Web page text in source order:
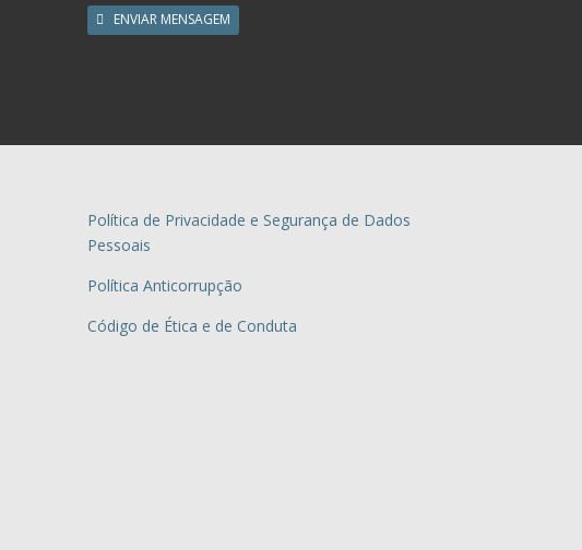
ENVIAR MENSAGEM
Política de Privacidade e Segurança de Dados
Pessoais
Política Anticorrupção
Código de Ética e de Conduta